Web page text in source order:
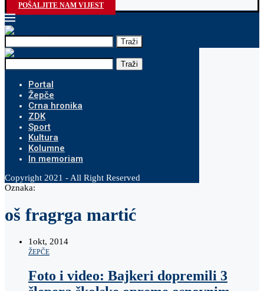
POŠALJITE NAM VIJEST
Traži
Traži
Portal
Žepče
Crna hronika
ZDK
Sport
Kultura
Kolumne
In memoriam
Copyright 2021 - All Right Reserved
Oznaka:
oš fragrga martić
1okt, 2014
ŽEPČE
Foto i video: Bajkeri dopremili 3